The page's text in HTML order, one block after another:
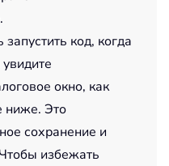
email
= CreateObject
= xOutlookObj
= xSht.Name
код, когда
окно, как
ниже. Это
сохранение и
избежать